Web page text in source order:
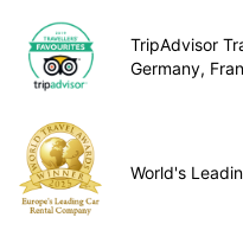
TripAdvisor
Germany,
World's